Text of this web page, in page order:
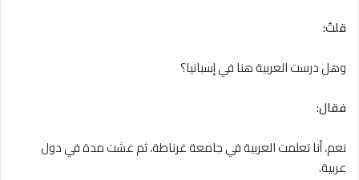
قلتُ:
وهل درست العربية هنا في إسبانيا؟
فقال:
نعم، أنا تعلمت العربية في جامعة غرناطة، ثم عشت مدة في دول
عربية.